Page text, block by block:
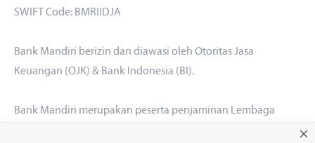
SWIFT Code: BMRIIDJA
Bank Mandiri berizin dan diawasi oleh Otoritas Jasa
Keuangan (OJK) & Bank Indonesia (BI).
Bank Mandiri merupakan peserta penjaminan Lembaga